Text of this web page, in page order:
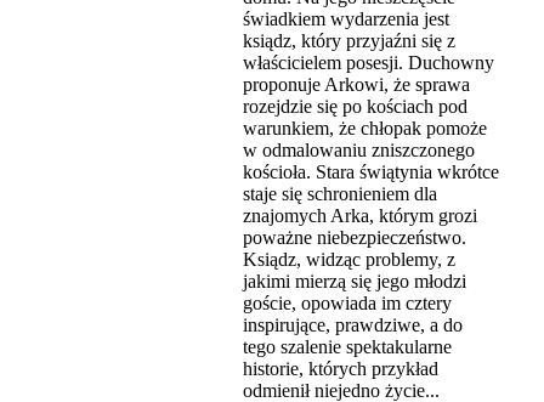
świadkiem wydarzenia jest
ksiądz, który przyjaźni się z
właścicielem posesji. Duchowny
proponuje Arkowi, że sprawa
rozejdzie się po kościach pod
warunkiem, że chłopak pomoże
w odmalowaniu zniszczonego
kościoła. Stara świątynia wkrótce
staje się schronieniem dla
znajomych Arka, którym grozi
poważne niebezpieczeństwo.
Ksiądz, widząc problemy, z
jakimi mierzą się jego młodzi
goście, opowiada im cztery
inspirujące, prawdziwe, a do
tego szalenie spektakularne
historie, których przykład
odmienił niejedno życie...